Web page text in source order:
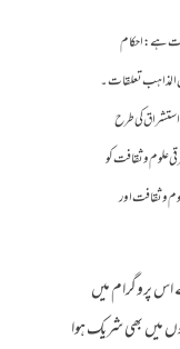
ہے : احکام
المذاہب تعلقات ۔
استشراق کی طرح
علوم وثقافت کو
وثقافت اور
اس پروگرام میں
میں بھی شریک ہوا